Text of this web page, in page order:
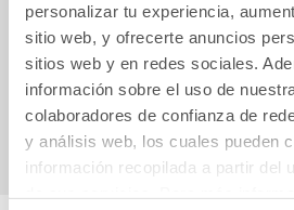
personalizar tu experiencia,
sitio web, y ofrecerte anuncios
sitios web y en redes sociales.
información sobre el uso de
colaboradores de confianza de
y análisis web, los cuales pueden
información recopilada a partir del
10,95€
Comprar